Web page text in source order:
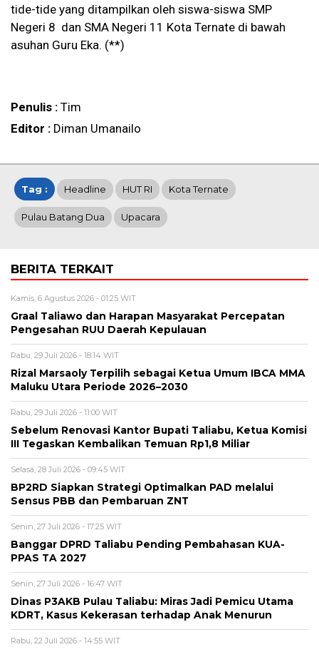
tide-tide yang ditampilkan oleh siswa-siswa SMP
Negeri 8 dan SMA Negeri 11 Kota Ternate di bawah
asuhan Guru Eka. (**)
Penulis : Tim
Editor : Diman Umanailo
Tag : Headline HUT RI Kota Ternate
Pulau Batang Dua Upacara
BERITA TERKAIT
Kamis, 6 Agustus 2026 - 01:25 WIT
Graal Taliawo dan Harapan Masyarakat Percepatan
Pengesahan RUU Daerah Kepulauan
Rabu, 29 Juli 2026 - 18:14 WIT
Rizal Marsaoly Terpilih sebagai Ketua Umum IBCA MMA
Maluku Utara Periode 2026–2030
Rabu, 29 Juli 2026 - 11:00 WIT
Sebelum Renovasi Kantor Bupati Taliabu, Ketua Komisi
III Tegaskan Kembalikan Temuan Rp1,8 Miliar
Selasa, 28 Juli 2026 - 09:45 WIT
BP2RD Siapkan Strategi Optimalkan PAD melalui
Sensus PBB dan Pembaruan ZNT
Senin, 27 Juli 2026 - 17:25 WIT
Banggar DPRD Taliabu Pending Pembahasan KUA-
PPAS TA 2027
Senin, 27 Juli 2026 - 16:47 WIT
Dinas P3AKB Pulau Taliabu: Miras Jadi Pemicu Utama
KDRT, Kasus Kekerasan terhadap Anak Menurun
Rabu, 22 Juli 2026 - 14:55 WIT